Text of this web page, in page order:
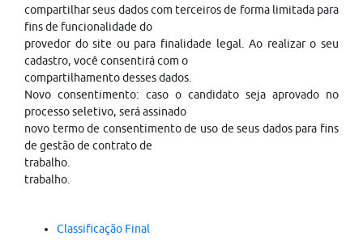
compartilhar seus dados com terceiros de forma limitada para
fins de funcionalidade do
provedor do site ou para finalidade legal. Ao realizar o seu
cadastro, você consentirá com o
compartilhamento desses dados.
Novo consentimento: caso o candidato seja aprovado no
processo seletivo, será assinado
novo termo de consentimento de uso de seus dados para fins
de gestão de contrato de
trabalho.
trabalho.
Classificação Final